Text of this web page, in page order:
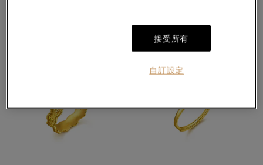
接受所有
自訂設定